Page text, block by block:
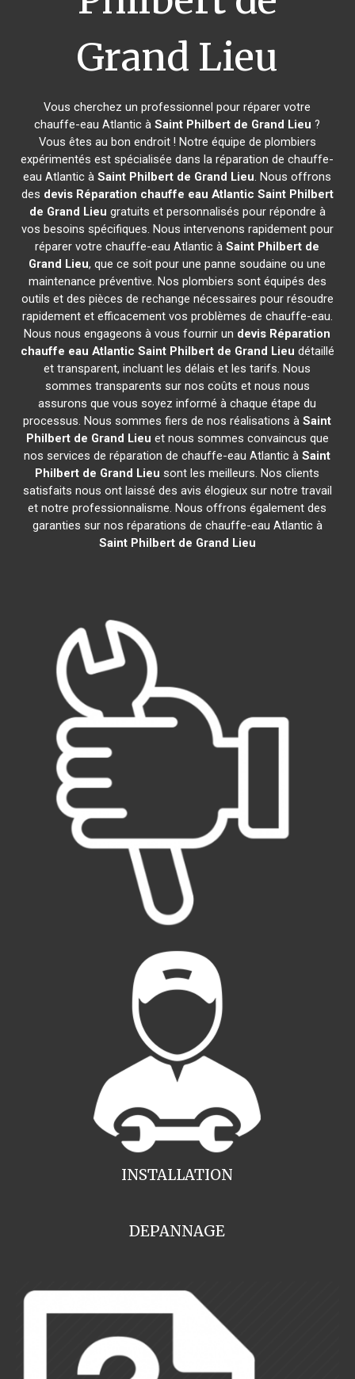
Grand Lieu
Vous cherchez un professionnel pour réparer votre
chauffe-eau Atlantic àSaint Philbert de Grand Lieu ?
Vous êtes au bon endroit ! Notre équipe de plombiers
expérimentés est spécialisée dans la réparation de chauffe-
eau Atlantic àSaint Philbert de Grand Lieu. Nous offrons
des devis Réparation chauffe eau Atlantic Saint Philbert
de Grand Lieu gratuits et personnalisés pour répondre à
vos besoins spécifiques. Nous intervenons rapidement pour
réparer votre chauffe-eau Atlantic àSaint Philbert de
Grand Lieu, que ce soit pour une panne soudaine ou une
maintenance préventive. Nos plombiers sont équipés des
outils et des pièces de rechange nécessaires pour résoudre
rapidement et efficacement vos problèmes de chauffe-eau.
Nous nous engageons à vous fournir un devis Réparation
chauffe eau Atlantic Saint Philbert de Grand Lieu détaillé
et transparent, incluant les délais et les tarifs. Nous
sommes transparents sur nos coûts et nous nous
assurons que vous soyez informé à chaque étape du
processus. Nous sommes fiers de nos réalisations àSaint
Philbert de Grand Lieu et nous sommes convaincus que
nos services de réparation de chauffe-eau Atlantic àSaint
Philbert de Grand Lieu sont les meilleurs. Nos clients
satisfaits nous ont laissé des avis élogieux sur notre travail
et notre professionnalisme. Nous offrons également des
garanties sur nos réparations de chauffe-eau Atlantic à
Saint Philbert de Grand Lieu
INSTALLATION
DEPANNAGE